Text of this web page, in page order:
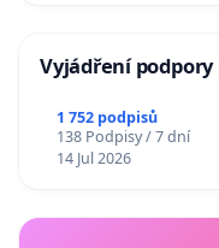
Vyjádření
1 752 podpisů
138 Podpisy / 7 dní
14 Jul 2026